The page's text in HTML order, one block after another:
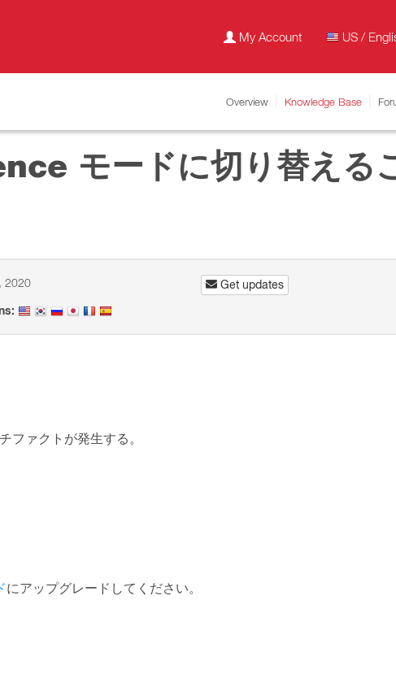
My Account US /
Overview Knowledge Base
モードに切り替える
2020 Get updates
ファクトが発生する。
にアップグレードしてください。